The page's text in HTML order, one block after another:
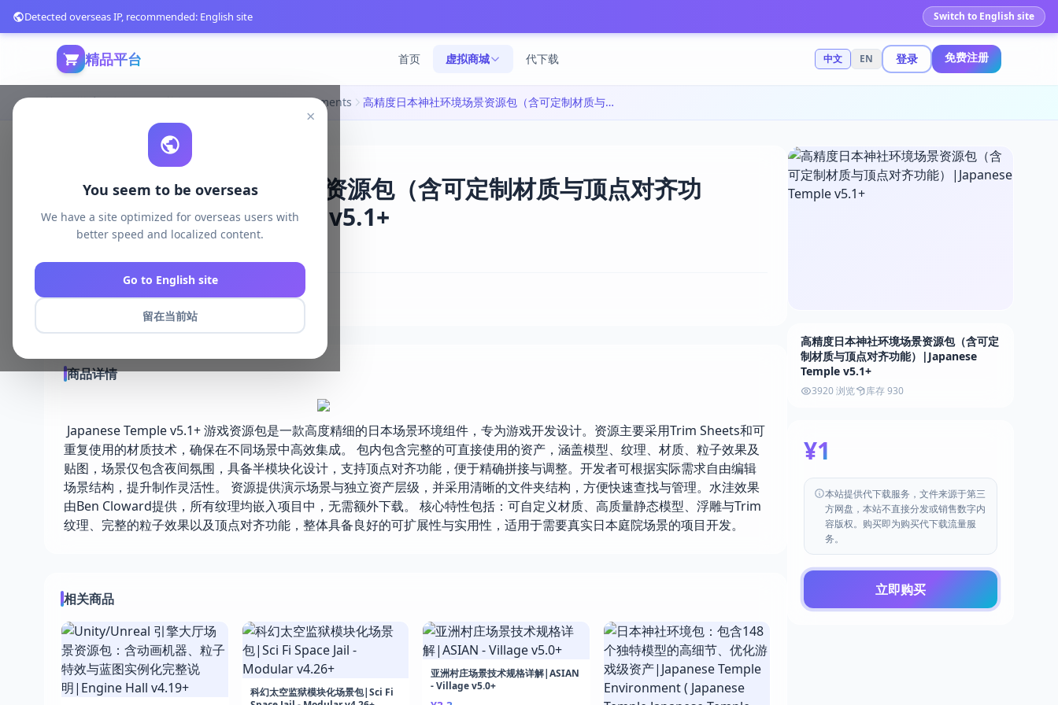
精品平台 首页 虚拟商城 代下载 中文 EN 登录 免费注册
Detected overseas IP, recommended: English site Switch to English site
×
You seem to be overseas
We have a site optimized for overseas users with
better speed and localized content.
Go to English site
留在当前站
首页 游戏开发 unreal资源 Unreal Engine Environments 高精度日本神社环境场景资源包（含可定制材质与顶点对齐功能）|Japanese Temple v5.1+
高精度日本神社环境场景资源包（含可定制材质与顶点对齐功
能）|Japanese Temple v5.1+
# 日本寺庙 # 高精度 # 模块化 # 材质定制
商品详情
Japanese Temple v5.1+ 游戏资源包是一款高度精细的日本场景环境组件，专为游戏开发设计。资源主要采用Trim Sheets和可
重复使用的材质技术，确保在不同场景中高效集成。 包内包含完整的可直接使用的资产，涵盖模型、纹理、材质、粒子效果及
贴图，场景仅包含夜间氛围，具备半模块化设计，支持顶点对齐功能，便于精确拼接与调整。开发者可根据实际需求自由编辑
场景结构，提升制作灵活性。 资源提供演示场景与独立资产层级，并采用清晰的文件夹结构，方便快速查找与管理。水洼效果
由Ben Cloward提供，所有纹理均嵌入项目中，无需额外下载。 核心特性包括：可自定义材质、高质量静态模型、浮雕与Trim
纹理、完整的粒子效果以及顶点对齐功能，整体具备良好的可扩展性与实用性，适用于需要真实日本庭院场景的项目开发。
相关商品
科幻太空监狱模块化场景包|Sci Fi
亚洲村庄场景技术规格详解|ASIAN
- Village v5.0+
高精度日本神社环境场景资源包（含可定
制材质与顶点对齐功能）|Japanese
Temple v5.1+
3920 浏览 库存 930
¥1
本站提供代下载服务，文件来源于第三
方网盘，本站不直接分发或销售数字内
容版权。购买即为购买代下载流量服
务。
立即购买